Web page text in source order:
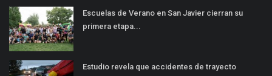
Escuelas de Verano en San Javier cierran su
primera etapa...
Estudio revela que accidentes de trayecto